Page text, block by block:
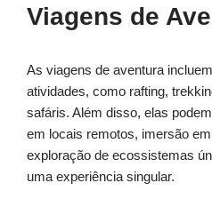
Viagens de
As viagens de aventura
atividades, como rafting,
safáris. Além disso, elas
em locais remotos, imersão
exploração de ecossistemas
uma experiência singular.